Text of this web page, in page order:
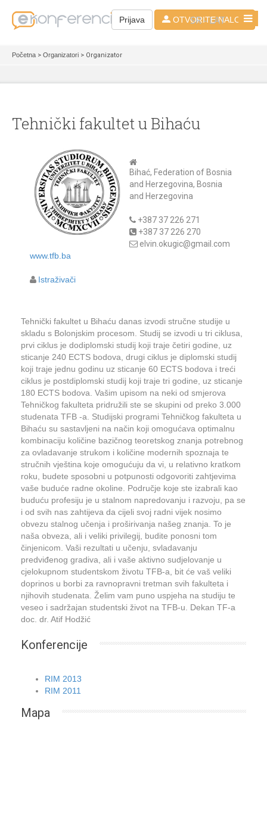
Prijava OTVORITE NALOG
SR - LAT
Početna > Organizatori > Organizator
Tehnički fakultet u Bihaću
Bihać, Federation of Bosnia
and Herzegovina, Bosnia
and Herzegovina
+387 37 226 271
+387 37 226 270
elvin.okugic@gmail.com
www.tfb.ba
Istraživači
Tehnički fakultet u Bihaću danas izvodi stručne studije u
skladu s Bolonjskim procesom. Studij se izvodi u tri ciklusa,
prvi ciklus je dodiplomski studij koji traje četiri godine, uz
sticanje 240 ECTS bodova, drugi ciklus je diplomski studij
koji traje jednu godinu uz sticanje 60 ECTS bodova i treći
ciklus je postdiplomski studij koji traje tri godine, uz sticanje
180 ECTS bodova. Vašim upisom na neki od smjerova
Tehničkog fakulteta pridružili ste se skupini od preko 3.000
studenata TFB -a. Studijski programi Tehničkog fakulteta u
Bihaću su sastavljeni na način koji omogućava optimalnu
kombinaciju količine bazičnog teoretskog znanja potrebnog
za ovladavanje strukom i količine modernih spoznaja te
stručnih vještina koje omogućuju da vi, u relativno kratkom
roku, budete sposobni u potpunosti odgovoriti zahtjevima
vaše buduće radne okoline. Područje koje ste izabrali kao
buduću profesiju je u stalnom napredovanju i razvoju, pa se
i od svih nas zahtijeva da cijeli svoj radni vijek nosimo
obvezu stalnog učenja i proširivanja našeg znanja. To je
naša obveza, ali i veliki privilegij, budite ponosni tom
činjenicom. Vaši rezultati u učenju, svladavanju
predviđenog gradiva, ali i vaše aktivno sudjelovanje u
cjelokupnom studentskom životu TFB-a, bit će vaš veliki
doprinos u borbi za ravnopravni tretman svih fakulteta i
njihovih studenata. Želim vam puno uspjeha na studiju te
veseo i sadržajan studentski život na TFB-u. Dekan TF-a
doc. dr. Atif Hodžić
Konferencije
RIM 2013
RIM 2011
Mapa